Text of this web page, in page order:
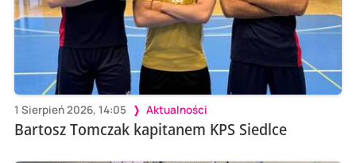
1 Sierpień 2026, 14:05 Aktualności
Bartosz Tomczak kapitanem KPS Siedlce